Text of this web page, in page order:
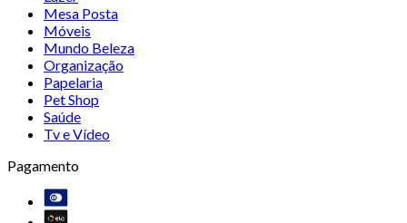
Mesa Posta
Móveis
Mundo Beleza
Organização
Papelaria
Pet Shop
Saúde
Tv e Vídeo
Pagamento